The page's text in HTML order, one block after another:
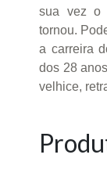
sua vez o
tornou.
a carreira
dos 28
velhice,